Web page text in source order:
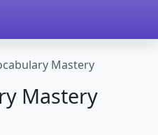
Mastery
Mastery